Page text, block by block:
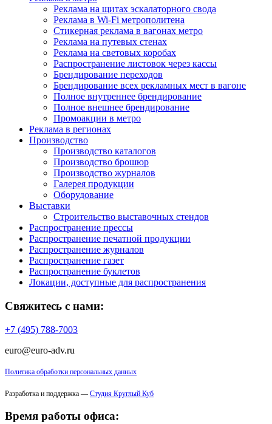
Реклама на щитах эскалаторного свода
Реклама в Wi-Fi метрополитена
Стикерная реклама в вагонах метро
Реклама на путевых стенах
Реклама на световых коробах
Распространение листовок через кассы
Брендирование переходов
Брендирование всех рекламных мест в вагоне
Полное внутреннее брендирование
Полное внешнее брендирование
Промоакции в метро
Реклама в регионах
Производство
Производство каталогов
Производство брошюр
Производство журналов
Галерея продукции
Оборудование
Выставки
Строительство выставочных стендов
Распространение прессы
Распространение печатной продукции
Распространение журналов
Распространение газет
Распространение буклетов
Локации, доступные для распространения
Свяжитесь с нами:
+7 (495) 788-7003
euro@euro-adv.ru
Политика обработки персональных данных
Разработка и поддержка — Студия Круглый Куб
Время работы офиса: